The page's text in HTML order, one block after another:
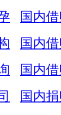
国内
国内
国内
国内